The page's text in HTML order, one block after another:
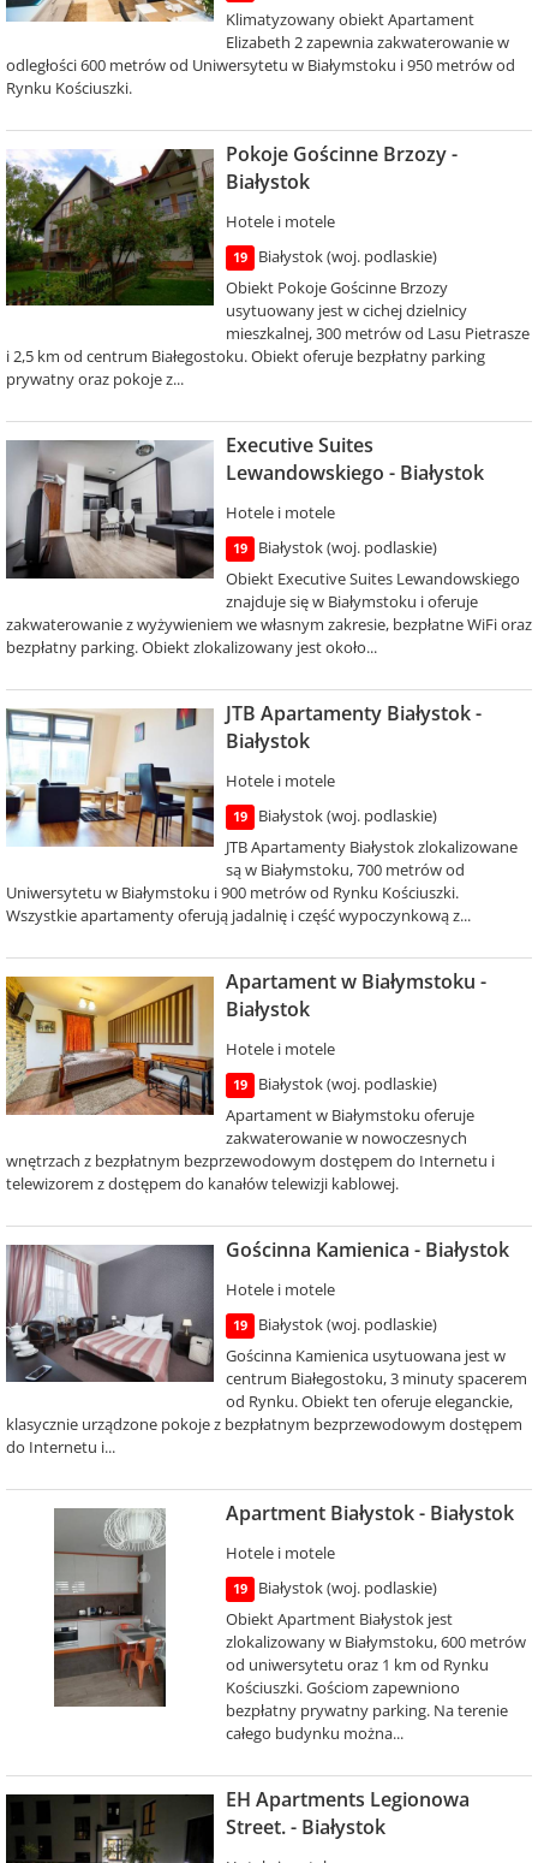
Klimatyzowany obiekt Apartament
Elizabeth 2 zapewnia zakwaterowanie w
odległości 600 metrów od Uniwersytetu w Białymstoku i 950 metrów od
Rynku Kościuszki.
Pokoje Gościnne Brzozy -
Białystok
Hotele i motele
19
Białystok (woj. podlaskie)
Obiekt Pokoje Gościnne Brzozy
usytuowany jest w cichej dzielnicy
mieszkalnej, 300 metrów od Lasu Pietrasze
i 2,5 km od centrum Białegostoku. Obiekt oferuje bezpłatny parking
prywatny oraz pokoje z...
Executive Suites
Lewandowskiego - Białystok
Hotele i motele
19
Białystok (woj. podlaskie)
Obiekt Executive Suites Lewandowskiego
znajduje się w Białymstoku i oferuje
zakwaterowanie z wyżywieniem we własnym zakresie, bezpłatne WiFi oraz
bezpłatny parking. Obiekt zlokalizowany jest około...
JTB Apartamenty Białystok -
Białystok
Hotele i motele
19
Białystok (woj. podlaskie)
JTB Apartamenty Białystok zlokalizowane
są w Białymstoku, 700 metrów od
Uniwersytetu w Białymstoku i 900 metrów od Rynku Kościuszki.
Wszystkie apartamenty oferują jadalnię i część wypoczynkową z...
Apartament w Białymstoku -
Białystok
Hotele i motele
19
Białystok (woj. podlaskie)
Apartament w Białymstoku oferuje
zakwaterowanie w nowoczesnych
wnętrzach z bezpłatnym bezprzewodowym dostępem do Internetu i
telewizorem z dostępem do kanałów telewizji kablowej.
Gościnna Kamienica - Białystok
Hotele i motele
19
Białystok (woj. podlaskie)
Gościnna Kamienica usytuowana jest w
centrum Białegostoku, 3 minuty spacerem
od Rynku. Obiekt ten oferuje eleganckie,
klasycznie urządzone pokoje z bezpłatnym bezprzewodowym dostępem
do Internetu i...
Apartment Białystok - Białystok
Hotele i motele
19
Białystok (woj. podlaskie)
Obiekt Apartment Białystok jest
zlokalizowany w Białymstoku, 600 metrów
od uniwersytetu oraz 1 km od Rynku
Kościuszki. Gościom zapewniono
bezpłatny prywatny parking. Na terenie
całego budynku można...
EH Apartments Legionowa
Street. - Białystok